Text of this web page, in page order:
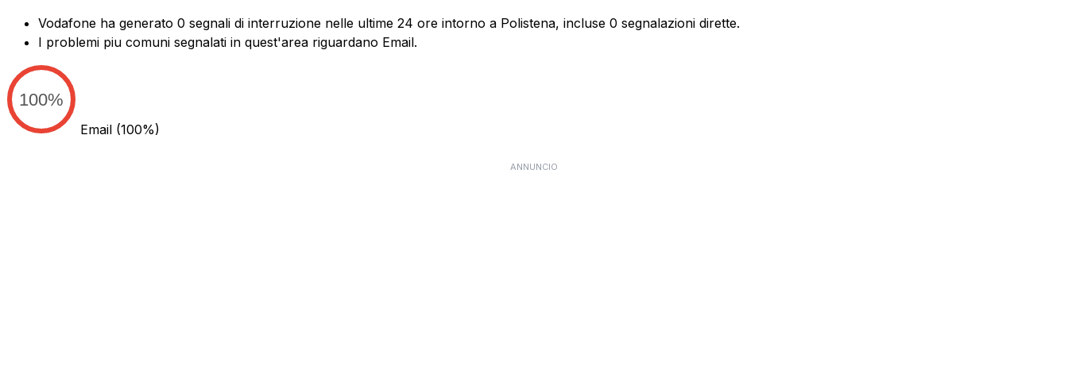
Vodafone ha generato 0 segnali di interruzione nelle ultime 24 ore intorno a Polistena, incluse 0 segnalazioni dirette.
I problemi piu comuni segnalati in quest'area riguardano Email.
100%
Email (100%)
ANNUNCIO